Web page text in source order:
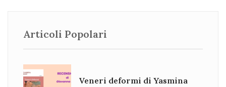
Articoli Popolari
Veneri deformi di Yasmina